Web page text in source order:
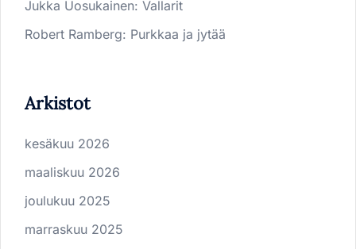
Jukka Uosukainen: Vallarit
Robert Ramberg: Purkkaa ja jytää
Arkistot
kesäkuu 2026
maaliskuu 2026
joulukuu 2025
marraskuu 2025